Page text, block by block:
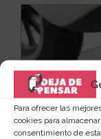
Para ofrecer las
cookies para
consentimiento de